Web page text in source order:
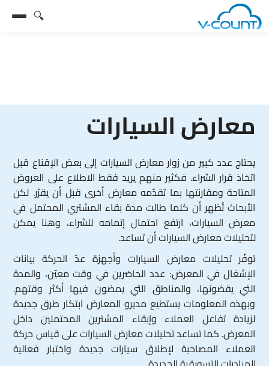
🔍
معارض السيارات
يحتاج عدد كبير من زوار معارض السيارات إلى بعض الإقناع قبل
اتخاذ قرار الشراء. فكثير منهم يريد فقط الاطلاع على العروض
المتاحة ومقارنتها بما تقدّمه معارض أخرى قبل أن يقرّر. لكن
الأبحاث تُظهر أن كلما طالت مدة بقاء المشتري المحتمل في
معرض السيارات، ارتفع احتمال إتمامه للشراء، وهنا يمكن
لتحليلات معارض السيارات أن تساعد.
توفّر تحليلات معارض السيارات وأجهزة عدّ الحركة بيانات
الإشغال في المعرض: عدد الحاضرين في وقت معيّن، والمدة
التي يقضونها، والمناطق التي يمضون فيها أكثر وقتهم.
وبهذه المعلومات يستطيع مديرو المعارض ابتكار طرق جديدة
لزيادة تفاعل العملاء وإبقاء المشترين المحتملين داخل
المعرض. كما تساعد تحليلات معارض السيارات على قياس حركة
العملاء المصاحبة لإطلاق سيارات جديدة واختبار فعالية